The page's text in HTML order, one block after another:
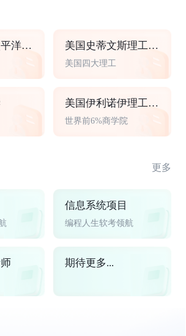
美国夏威夷太平洋大学 美国史蒂文斯理工学院
美国四大理工
美国伊利诺伊理工大学
世界前6%商学院
更多
信息系统项目
编程人生软考领航
期待更多...